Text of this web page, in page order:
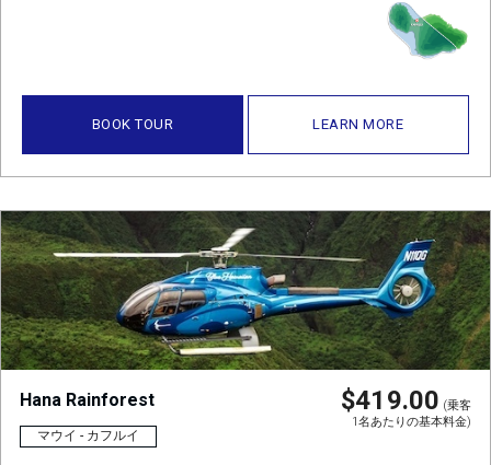
BOOK TOUR LEARN MORE
Hana Rainforest
マウイ - カフルイ
$419.00 (乗客
1名あたりの基本料金)